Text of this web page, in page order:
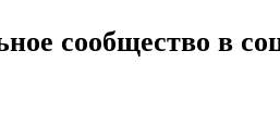
сообщество в